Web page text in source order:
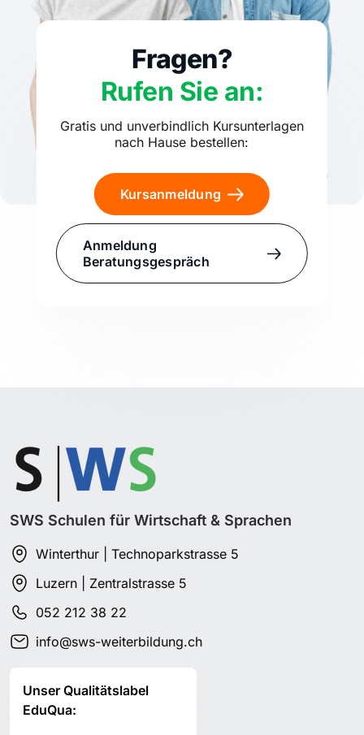
Fragen?
Rufen Sie an:
Gratis und unverbindlich Kursunterlagen
nach Hause bestellen:
Kursanmeldung
Anmeldung
Beratungsgespräch
SWS Schulen für Wirtschaft & Sprachen
Winterthur | Technoparkstrasse 5
Luzern | Zentralstrasse 5
052 212 38 22
info@sws-weiterbildung.ch
Unser Qualitätslabel
EduQua: